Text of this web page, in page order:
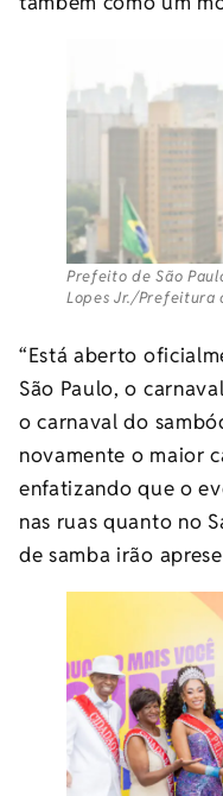
Prefeito de São
Lopes Jr./Prefeitura
“Está aberto
São Paulo, o
o carnaval do
novamente o maior
enfatizando que o
nas ruas quanto no
de samba irão